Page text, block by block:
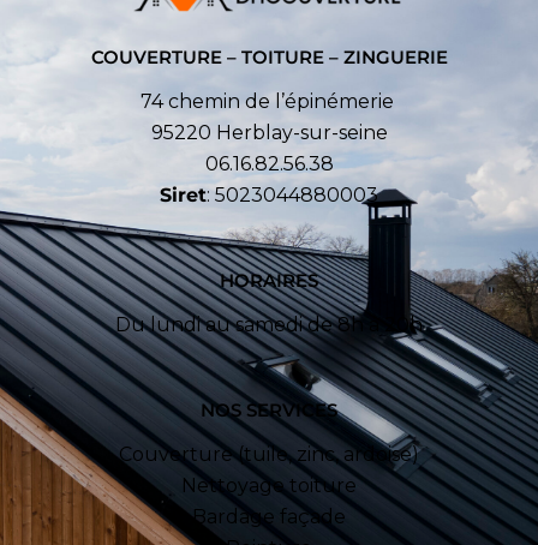
COUVERTURE – TOITURE – ZINGUERIE
74 chemin de l’épinémerie
95220 Herblay-sur-seine
06.16.82.56.38
Siret: 5023044880003
HORAIRES
Du lundi au samedi de 8h à 20h
NOS SERVICES
Couverture (tuile, zinc, ardoise)
Nettoyage toiture
Bardage façade